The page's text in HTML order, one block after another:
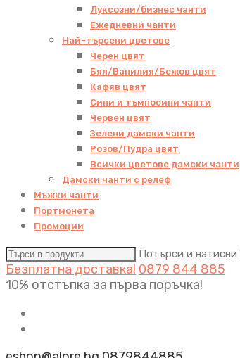
Луксозни/бизнес чанти
Ежедневни чанти
Най-търсени цветове
Черен цвят
Бял/Ванилия/Бежов цвят
Кафяв цвят
Сини и тъмносини чанти
Червен цвят
Зелени дамски чанти
Розов/Пудра цвят
Всички цветове дамски чанти
Дамски чанти с релеф
Мъжки чанти
Портмонета
Промоции
Потърси и натисни
Безплатна доставка! 0879 844 885
10% отстъпка за първа поръчка!